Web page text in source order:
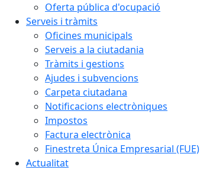
Oferta pública d'ocupació
Serveis i tràmits
Oficines municipals
Serveis a la ciutadania
Tràmits i gestions
Ajudes i subvencions
Carpeta ciutadana
Notificacions electròniques
Impostos
Factura electrònica
Finestreta Única Empresarial (FUE)
Actualitat